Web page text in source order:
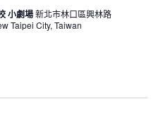
小劇場新北市林口區興林路
Taipei City, Taiwan